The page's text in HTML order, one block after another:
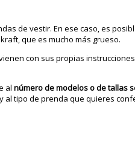
de vestir. En ese caso, es
que es mucho más grueso.
con sus propias
al número de modelos o de tallas
tipo de prenda que quieres